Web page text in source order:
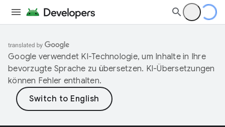
Google verwendet KI-Technologie, um Inhalte in Ihre
bevorzugte Sprache zu übersetzen. KI-Übersetzungen
können Fehler enthalten.